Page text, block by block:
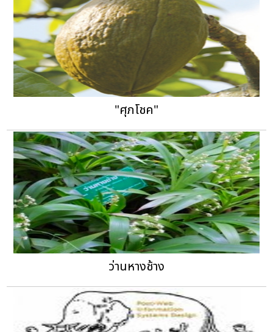
"ศุภโชค"
ว่านหางช้าง